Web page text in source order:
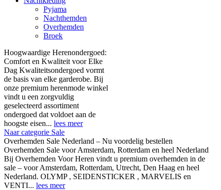
Pyjama
Nachthemden
Overhemden
Broek
Hoogwaardige Herenondergoed:
Comfort en Kwaliteit voor Elke
Dag Kwaliteitsondergoed vormt
de basis van elke garderobe. Bij
onze premium herenmode winkel
vindt u een zorgvuldig
geselecteerd assortiment
ondergoed dat voldoet aan de
hoogste eisen... lees meer
Naar categorie Sale
Overhemden Sale Nederland – Nu voordelig bestellen
Overhemden Sale voor Amsterdam, Rotterdam en heel Nederland
Bij Overhemden Voor Heren vindt u premium overhemden in de
sale – voor Amsterdam, Rotterdam, Utrecht, Den Haag en heel
Nederland. OLYMP , SEIDENSTICKER , MARVELIS en
VENTI... lees meer